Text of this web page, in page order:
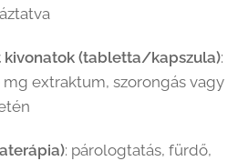
kivonatok (tabletta/kapszula):
mg extraktum, szorongás vagy
: párologtatás, fürdő,